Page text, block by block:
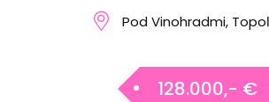
Pod Vinohradmi,
128.000,- €